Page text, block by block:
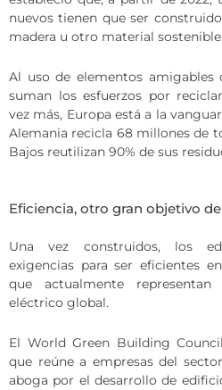
nuevos tienen que ser
madera u otro material sostenible.
Al uso de elementos
suman los esfuerzos por
vez más, Europa está a la
Alemania recicla 68 millones de
Bajos reutilizan 90% de sus
Eficiencia, otro gran objetivo
Una vez construidos, los
exigencias para ser eficientes
que actualmente
eléctrico global.
El World Green Building
que reúne a empresas del
aboga por el desarrollo de